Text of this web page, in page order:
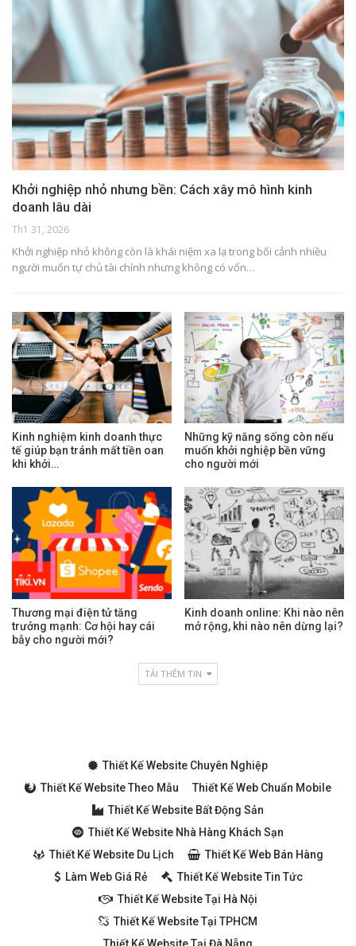
Khởi nghiệp nhỏ nhưng bền: Cách xây mô hình kinh
doanh lâu dài
Th1 31, 2026
Khởi nghiệp nhỏ không còn là khái niệm xa lạ trong bối cảnh nhiều
người muốn tự chủ tài chính nhưng không có vốn…
Kinh nghiệm kinh doanh thực
tế giúp bạn tránh mất tiền oan
khi khởi…
Những kỹ năng sống còn nếu
muốn khởi nghiệp bền vững
cho người mới
Thương mại điện tử tăng
trưởng mạnh: Cơ hội hay cái
bẫy cho người mới?
Kinh doanh online: Khi nào nên
mở rộng, khi nào nên dừng lại?
TẢI THÊM TIN
Thiết Kế Website Chuyên Nghiệp
Thiết Kế Website Theo Mẫu
Thiết Kế Web Chuẩn Mobile
Thiết Kế Website Bất Động Sản
Thiết Kế Website Nhà Hàng Khách Sạn
Thiết Kế Website Du Lịch
Thiết Kế Web Bán Hàng
Làm Web Giá Rẻ
Thiết Kế Website Tin Tức
Thiết Kế Website Tại Hà Nội
Thiết Kế Website Tại TPHCM